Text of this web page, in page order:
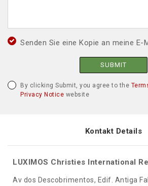
Senden Sie eine Kopie an meine E-
SUBMIT
By clicking Submit, you agree to the
Privacy Notice website
Kontakt Details
LUXIMOS Christies International
Av dos Descobrimentos, Edif. Antiga